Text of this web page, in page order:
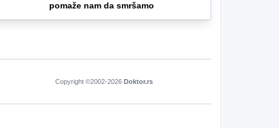
pomaže nam da smršamo
Copyright ©2002-2026 Doktor.rs